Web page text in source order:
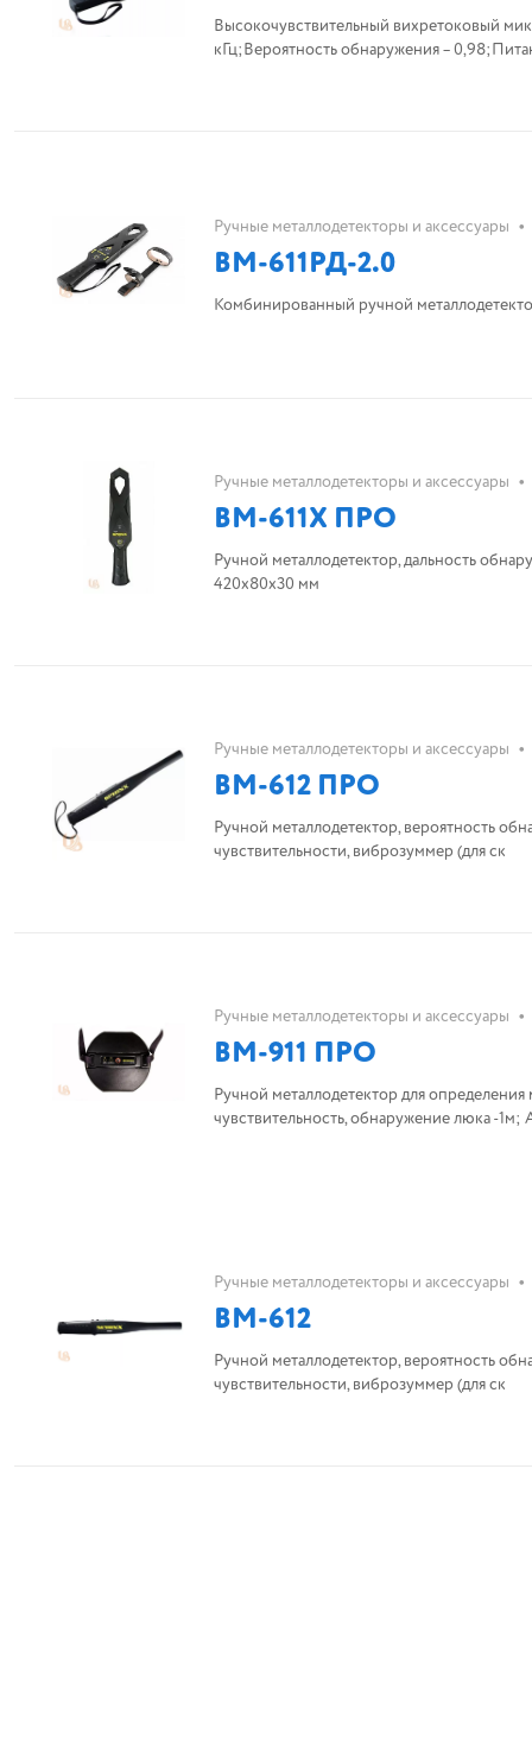
Высокочувствительный вихретоковый
кГц;Вероятность обнаружения –
Ручные металлодетекторы и аксессуары •
ВМ-611РД-2.0
Комбинированный ручной
Ручные металлодетекторы и аксессуары •
ВМ-611Х ПРО
Ручной металлодетектор, дальность
420х80х30 мм
Ручные металлодетекторы и аксессуары •
BM-612 ПРО
Ручной металлодетектор, вероятность
чувствительности, виброзуммер (для ск
Ручные металлодетекторы и аксессуары •
BM-911 ПРО
Ручной металлодетектор для
чувствительность, обнаружение люка -1м;
Ручные металлодетекторы и аксессуары •
BM-612
Ручной металлодетектор, вероятность
чувствительности, виброзуммер (для ск